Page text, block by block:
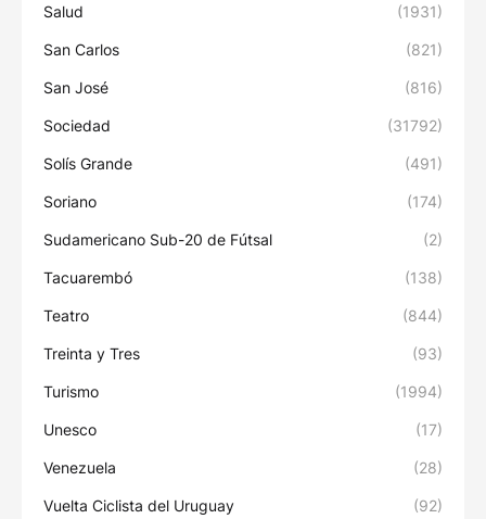
Salud (1931)
San Carlos (821)
San José (816)
Sociedad (31792)
Solís Grande (491)
Soriano (174)
Sudamericano Sub-20 de Fútsal (2)
Tacuarembó (138)
Teatro (844)
Treinta y Tres (93)
Turismo (1994)
Unesco (17)
Venezuela (28)
Vuelta Ciclista del Uruguay (92)